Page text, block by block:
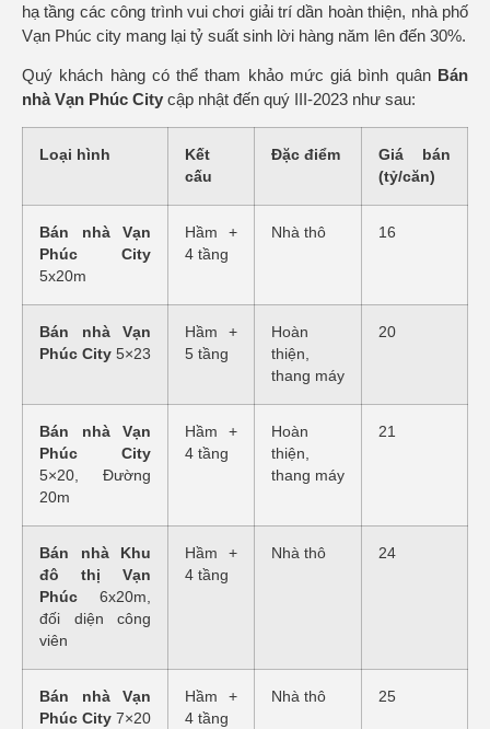
hạ tầng các công trình vui chơi giải trí dần hoàn thiện, nhà phố
Vạn Phúc city mang lại tỷ suất sinh lời hàng năm lên đến 30%.
Quý khách hàng có thể tham khảo mức giá bình quân Bán
nhà Vạn Phúc City cập nhật đến quý III-2023 như sau:
Loại hình
Kết
cấu
Đặc điểm
Giá bán
(tỷ/căn)
Bán nhà Vạn
Phúc City
5x20m
Hầm +
4 tầng
Nhà thô 16
Bán nhà Vạn
Phúc City 5×23
Hầm +
5 tầng
Hoàn
thiện,
thang máy
20
Bán nhà Vạn
Phúc City
5×20, Đường
20m
Hầm +
4 tầng
Hoàn
thiện,
thang máy
21
Bán nhà Khu
đô thị Vạn
Phúc 6x20m,
đối diện công
viên
Hầm +
4 tầng
Nhà thô 24
Bán nhà Vạn
Phúc City 7×20
Hầm +
4 tầng
Nhà thô 25